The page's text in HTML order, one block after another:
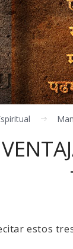
estos